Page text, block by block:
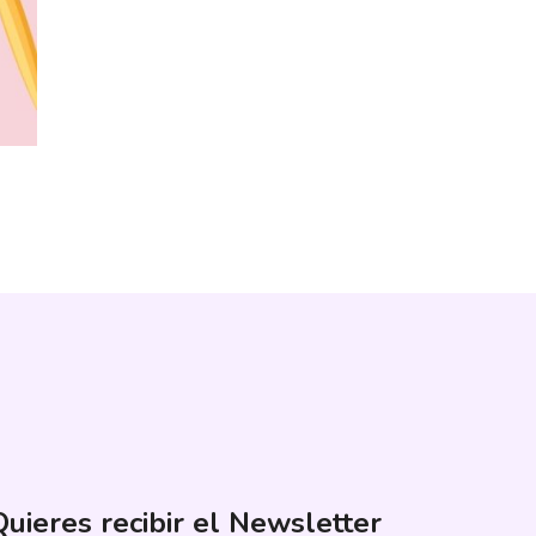
recibir el Newsletter